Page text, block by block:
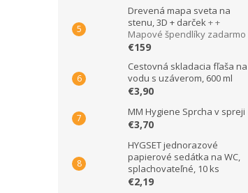
Drevená mapa sveta na
stenu, 3D + darček+ +
Mapové špendlíky zadarmo
€159
Cestovná skladacia fľaša na
vodu s uzáverom, 600 ml
€3,90
MM Hygiene Sprcha v spreji
€3,70
HYGSET jednorazové
papierové sedátka na WC,
splachovateľné, 10 ks
€2,19